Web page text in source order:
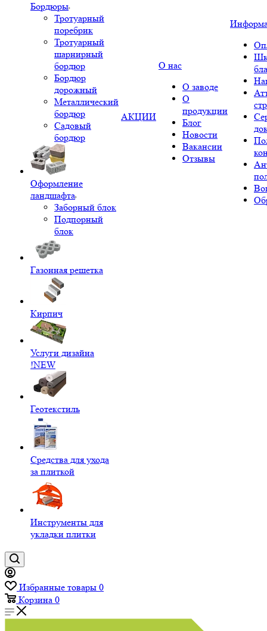
Бордюры
Тротуарный
поребрик
Тротуарный
шарнирный
бордюр
Бордюр
дорожный
Металлический
бордюр
Садовый
бордюр
Оформление
ландшафта
Заборный блок
Подпорный
блок
Газонная решетка
Кирпич
Услуги дизайна
!NEW
Геотекстиль
Средства для ухода
за плиткой
Инструменты для
укладки плитки
АКЦИИ
О нас
О заводе
О
продукции
Блог
Новости
Вакансии
Отзывы
Избранные товары 0
Корзина 0